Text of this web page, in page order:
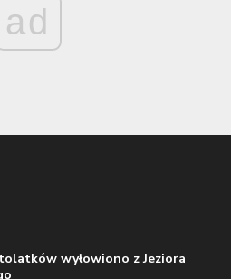
ad
wyłowiono z Jeziora